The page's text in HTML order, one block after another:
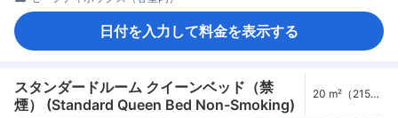
日付を入力して料金を表示する
スタンダードルーム クイーンベッド（禁
煙） (Standard Queen Bed Non-Smoking)
20 m²（215